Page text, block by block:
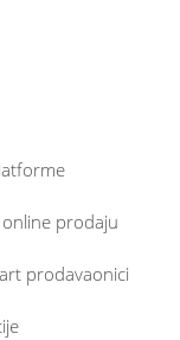
prodaju
prodavaonici